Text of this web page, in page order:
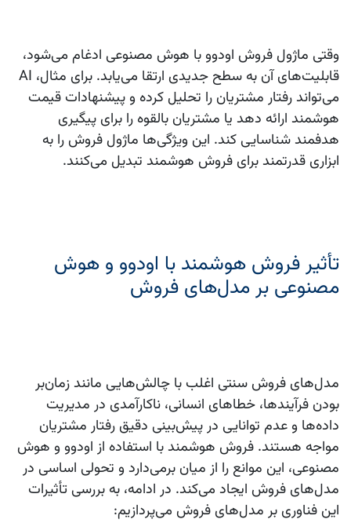
وقتی ماژول فروش اودوو با هوش مصنوعی ادغام می‌شود،
قابلیت‌های آن به سطح جدیدی ارتقا می‌یابد. برای مثال، AI
می‌تواند رفتار مشتریان را تحلیل کرده و پیشنهادات قیمت
هوشمند ارائه دهد یا مشتریان بالقوه را برای پیگیری
هدفمند شناسایی کند. این ویژگی‌ها ماژول فروش را به
ابزاری قدرتمند برای فروش هوشمند تبدیل می‌کنند.
تأثیر فروش هوشمند با اودوو و هوش
مصنوعی بر مدل‌های فروش
مدل‌های فروش سنتی اغلب با چالش‌هایی مانند زمان‌بر
بودن فرآیندها، خطاهای انسانی، ناکارآمدی در مدیریت
داده‌ها و عدم توانایی در پیش‌بینی دقیق رفتار مشتریان
مواجه هستند. فروش هوشمند با استفاده از اودوو و هوش
مصنوعی، این موانع را از میان برمی‌دارد و تحولی اساسی در
مدل‌های فروش ایجاد می‌کند. در ادامه، به بررسی تأثیرات
این فناوری بر مدل‌های فروش می‌پردازیم: